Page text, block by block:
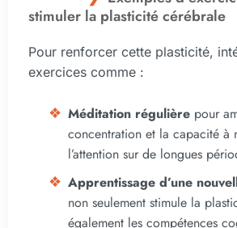
stimuler la plasticité cérébrale
Pour renforcer cette plasticité,
exercices comme :
Méditation régulière pour
concentration et la capacité à
l’attention sur de longues
Apprentissage d’une
non seulement stimule la
également les compétences